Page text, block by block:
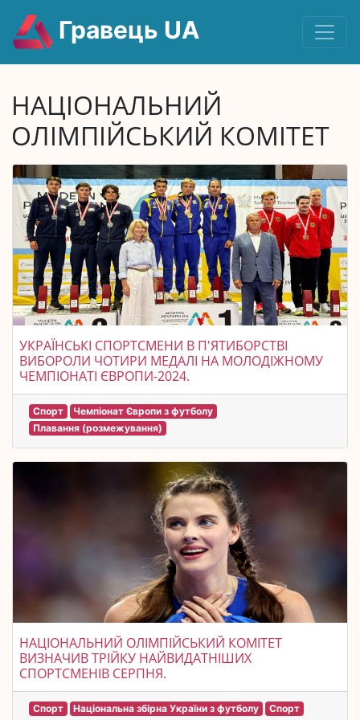
Гравець UA
НАЦІОНАЛЬНИЙ
ОЛІМПІЙСЬКИЙ КОМІТЕТ
УКРАЇНСЬКІ СПОРТСМЕНИ В П'ЯТИБОРСТВІ
ВИБОРОЛИ ЧОТИРИ МЕДАЛІ НА МОЛОДІЖНОМУ
ЧЕМПІОНАТІ ЄВРОПИ-2024.
Спорт
Чемпіонат Європи з футболу
Плавання (розмежування)
НАЦІОНАЛЬНИЙ ОЛІМПІЙСЬКИЙ КОМІТЕТ
ВИЗНАЧИВ ТРІЙКУ НАЙВИДАТНІШИХ
СПОРТСМЕНІВ СЕРПНЯ.
Спорт Національна збірна України з футболу Спорт